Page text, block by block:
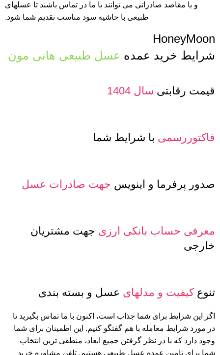
و یا مقاصد صادراتی می توانند با ما در تماس باشند تا عسلهای
طبیعی با حاشیه سود مناسب تقدیم شما شود.
HoneyMoon
شرایط خرید عمده عسل طبیعی هانی مون
قیمت رقابتی سال 1404
فاکتوررسمی با شرایط شما
صدور پرفرما و اینویس جهت صادرات عسل
معرفی حساب بانکی ارزی جهت مشتریان
خارجی
تنوعکیفیت و مدلهای عسل و بسته بندی
اگر این شرایط برای شما جذاب است، اکنون با ما تماس بگیرید تا
در مورد شرایط معامله با هم گفتگو کنیم. این اطمینان برای شما
وجود دارد که با در نظر گرفتن جمیع ابعاد، منطقی ترین انتخاب
شما برای تامین عمده عسل طبیعی هستیم. تلفن مشاوره خرید